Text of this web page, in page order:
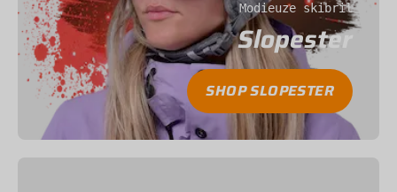
Modieuze skibril
Slopester
SHOP SLOPESTER